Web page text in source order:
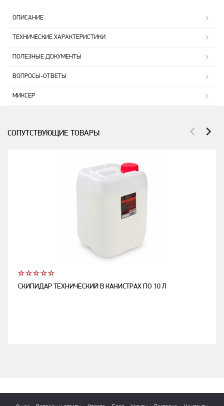
ОПИСАНИЕ
ТЕХНИЧЕСКИЕ ХАРАКТЕРИСТИКИ
ПОЛЕЗНЫЕ ДОКУМЕНТЫ
ВОПРОСЫ-ОТВЕТЫ
МИКСЕР
СОПУТСТВУЮЩИЕ ТОВАРЫ
СКИПИДАР ТЕХНИЧЕСКИЙ В КАНИСТРАХ ПО 10 Л